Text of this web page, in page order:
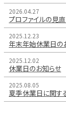
2026.04.27
プロファイルの見
2025.12.23
年末年始休業日の
2025.12.02
休業日のお知らせ
2025.08.05
夏季休業日に関す